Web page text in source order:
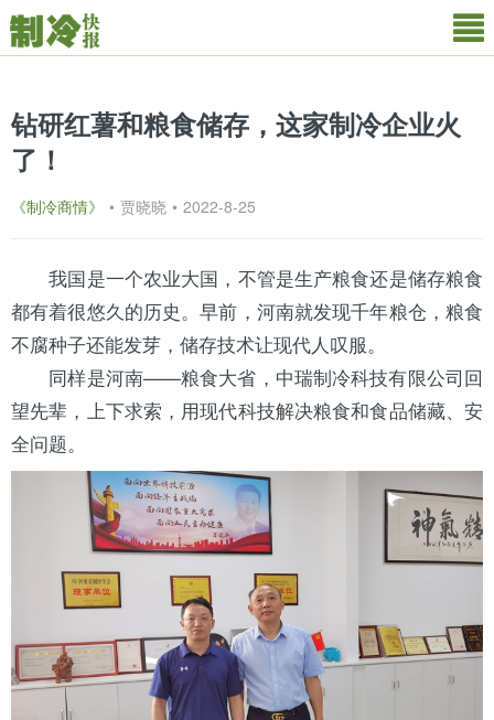
钻研红薯和粮食储存，这家制冷企业火
了！
《制冷商情》 • 贾晓晓 • 2022-8-25
我国是一个农业大国，不管是生产粮食还是储存粮食
都有着很悠久的历史。早前， 河南就发现千年粮仓，粮食
不腐种子还能发芽，储存技术让现代人叹服。
同样是河南——粮食大省，中瑞制冷科技有限公司回
望先辈，上下求索，用现代科技解决粮食和食品储藏、安
全问题。